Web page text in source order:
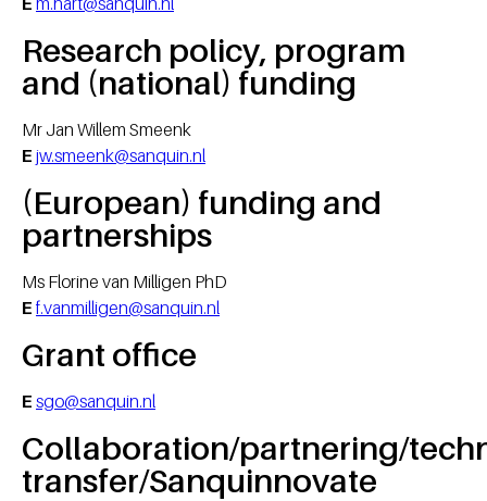
Research policy, program
and (national) funding
Mr Jan Willem Smeenk
E jw.smeenk@sanquin.nl
(European) funding and
partnerships
Ms Florine van Milligen PhD
E f.vanmilligen@sanquin.nl
Grant office
E sgo@sanquin.nl
Collaboration/partnering/
transfer/Sanquinnovate